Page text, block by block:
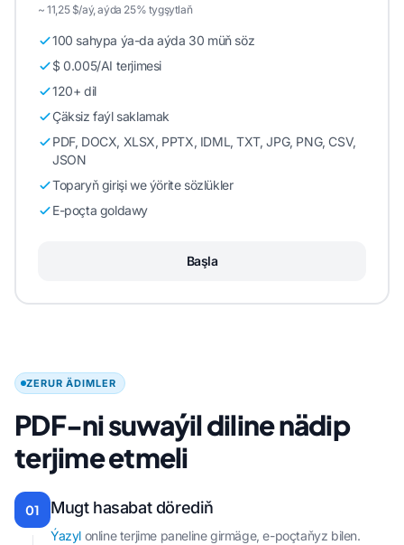
~ 11,25 $/aý, aýda 25% tygşytlaň
100 sahypa ýa-da aýda 30 müň söz
$ 0.005/AI terjimesi
120+ dil
Çäksiz faýl saklamak
PDF, DOCX, XLSX, PPTX, IDML, TXT, JPG, PNG, CSV,
JSON
Toparyň girişi we ýörite sözlükler
E-poçta goldawy
Başla
ZERUR ÄDIMLER
PDF-ni suwaýil diline nädip
terjime etmeli
01 Mugt hasabat dörediň
Ýazyl online terjime paneline girmäge, e-poçtaňyz bilen.